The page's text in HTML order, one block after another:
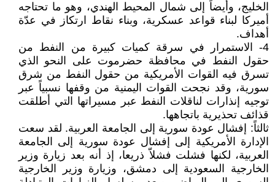
الخليج، وأيضاً إلى شمال المحيط الهندي، وهو ما تحتاجه
أميركا لبناء قواعد عسكرية، وبناء نقاط ارتكاز في عدّة
أهداف.
4- الاستمرار في سرقة كميات كبيرة من النفط من
حقول النفط في محافظة حضرموت على النحو الذي
تسرق فيه القوات الأمريكية من حقول النفط من شرق
سورية، وقد نجحت القوات اليمنية من وقفها نسبياً عبر
توجيه إنذارات لناقلات النفط عبر مسيراتها التي أطلقت
قذائف تحذيرية باتجاهها.
ثالثاً: إفشال عودة سورية إلى الجامعة العربية. لقد سعت
الإدارة الأمريكية إلى إفشال عودة سورية إلى الجامعة
العربية، لكنها فشلت فشلاّ ذريعا، إذ أنه بعد زيارة وزير
الخارجية السعودية إلى دمشق، وزيارة وزير الخارجية